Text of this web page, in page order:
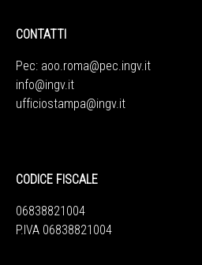
CONTATTI
Pec: aoo.roma@pec.ingv.it
info@ingv.it
ufficiostampa@ingv.it
CODICE FISCALE
06838821004
P.IVA 06838821004